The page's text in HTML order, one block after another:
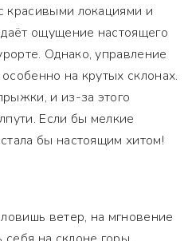
локациями и
ощущение настоящего
Однако, управление
на крутых склонах.
и из-за этого
Если бы мелкие
бы настоящим хитом!
ветер, на мгновение